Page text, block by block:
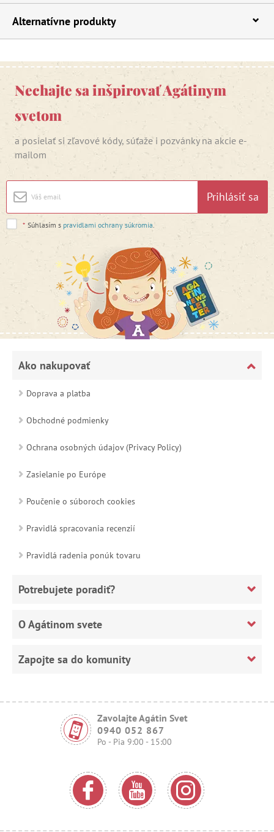
Alternatívne produkty
Nechajte sa inšpirovať Agátinym
svetom
a posielať si zľavové kódy, súťaže i pozvánky na akcie e-
mailom
Prihlásiť sa
* Súhlasím s pravidlami ochrany súkromia
Ako nakupovať
Doprava a platba
Obchodné podmienky
Ochrana osobných údajov (Privacy Policy)
Zasielanie po Európe
Poučenie o súboroch cookies
Pravidlá spracovania recenzií
Pravidlá radenia ponúk tovaru
Potrebujete poradiť?
O Agátinom svete
Zapojte sa do komunity
Zavolajte Agátin Svet
0940 052 867
Po - Pia 9:00 - 15:00